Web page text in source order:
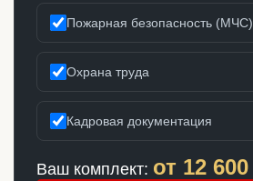
Пожарная безопасность (МЧС)
Охрана труда
Кадровая документация
Ваш комплект: от 12 600